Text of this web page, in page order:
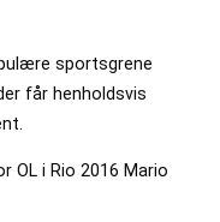
sportsgrene
får henholdsvis
OL i Rio 2016 Mario